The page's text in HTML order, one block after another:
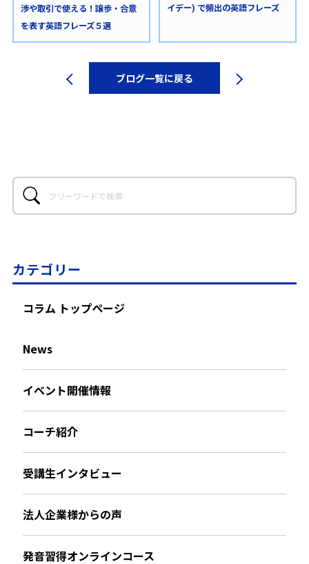
渉や取引で使える！譲歩・合意
を表す英語フレーズ５選
イデー) で頻出の英語フレーズ
ブログ一覧に戻る
カテゴリー
コラム トップページ
News
イベント開催情報
コーチ紹介
受講生インタビュー
法人企業様からの声
発音習得オンラインコース